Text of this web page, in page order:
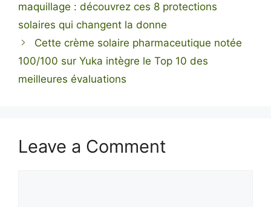
maquillage : découvrez ces 8 protections
solaires qui changent la donne
Cette crème solaire pharmaceutique notée
100/100 sur Yuka intègre le Top 10 des
meilleures évaluations
Leave a Comment